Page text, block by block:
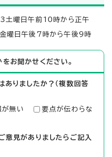
3土曜日午前10時から正午
曜日午後7時から午後9時
お聞かせください。
ありましたか？（複数回答
無い
要点が伝わらな
意見がありましたらご記入